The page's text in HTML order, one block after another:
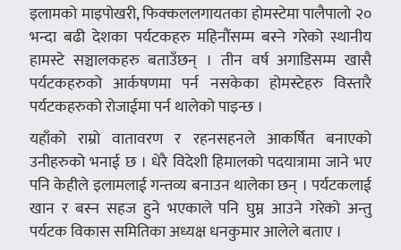
इलामको माइपोखरी, फिक्कललगायतका होमस्टेमा पालैपालो २०
भन्दा बढी देशका पर्यटकहरु महिनौंसम्म बस्ने गरेको स्थानीय
हामस्टे सञ्चालकहरु बताउँछन् । तीन वर्ष अगाडिसम्म खासै
पर्यटकहरुको आर्कषणमा पर्न नसकेका होमस्टेहरु विस्तारै
पर्यटकहरुको रोजाईमा पर्न थालेको पाइन्छ ।
यहाँको राम्रो वातावरण र रहनसहनले आकर्षित बनाएको
उनीहरुको भनाई छ । धेरै विदेशी हिमालको पदयात्रामा जाने भए
पनि केहीले इलामलाई गन्तव्य बनाउन थालेका छन् । पर्यटकलाई
खान र बस्न सहज हुने भएकाले पनि घुम्न आउने गरेको अन्तु
पर्यटक विकास समितिका अध्यक्ष धनकुमार आलेले बताए ।